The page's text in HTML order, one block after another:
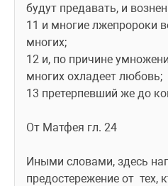
будут предавать, и
11 и многие лжепророки
многих;
12 и, по причине
многих охладеет любовь;
13 претерпевший же до
От Матфея гл. 24
Иными словами, здесь
предостережение от  тех,